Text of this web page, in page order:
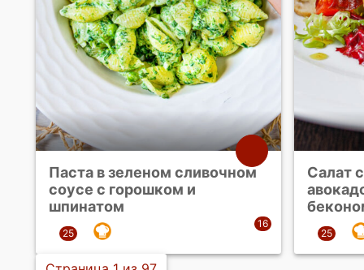
Паста в зеленом сливочном
соусе с горошком и
шпинатом
Салат